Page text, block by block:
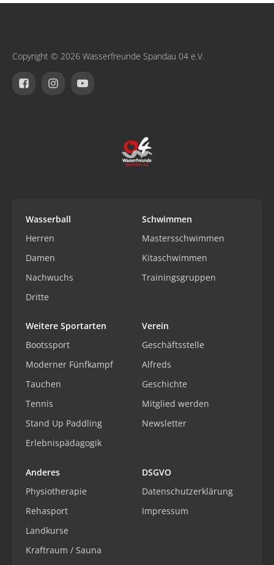
Copyright © 2026 Wasserfreunde Spandau 04 e.V.
Wasserball
Herren
Damen
Nachwuchs
Dritte
Schwimmen
Mastersschwimmen
Kitaschwimmen
Trainingsgruppen
Weitere Sportarten
Bootssport
Moderner Fünfkampf
Tauchen
Tennis
Stand Up Paddling
Erlebnispädagogik
Verein
Geschäftsstelle
Alfreds
Geschichte
Mitglied werden
Newsletter
Anderes
Physiotherapie
Rehasport
Landkurse
Kraftraum / Sauna
DSGVO
Datenschutzerklärung
Impressum